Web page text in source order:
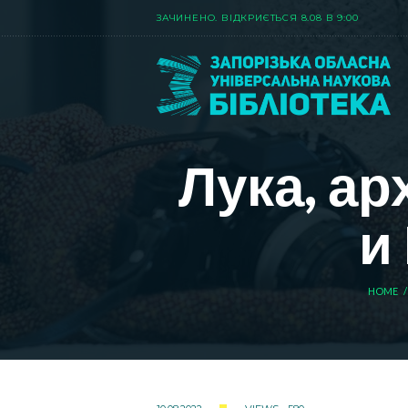
ЗАЧИНЕНО. ВIДКРИЄТЬСЯ 8.08 В 9:00
Лука,
и
HOME